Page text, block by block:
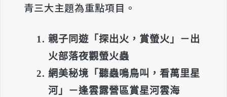
青三大主題為重點項目。
親子同遊「探出火，賞螢火」－出
火部落夜觀螢火蟲
網美秘境「聽蟲鳴鳥叫，看萬里星
河」－逢雲露營區賞星河雲海